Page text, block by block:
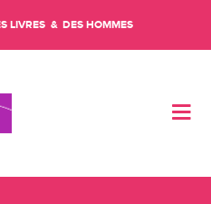
LIVRES DES HOMMES